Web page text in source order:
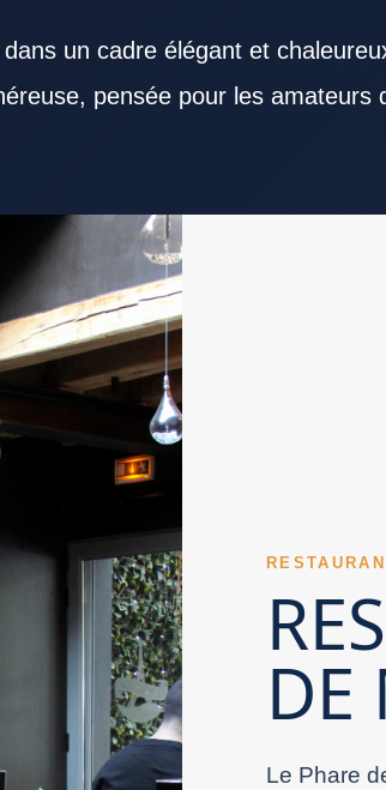
un cadre élégant et
pensée pour les
de Marne convient à
du repas. Le menu d’un
dans tout Restaurant Val de
d’un Restaurant
repas. Pour terminer la
un environnement favorable
La carte d’un Restaurant
Val de Marne.
Marne reflète souvent une
Les familles apprécient
simple dîner en souvenir
sérieux accorde une
Restaurant Val de Marne peut
Le savoir-faire technique
convaincre les convives. Un
l’image positive d’un
boissons d’un Restaurant
envies spontanées. Des
efficacement un Restaurant
d’un Restaurant Val de
et savoureuse. Un
apprécié localement
Restaurant Val de Marne peut
tous les bons critères.
à l’image d’un Restaurant
montre son niveau
Val de Marne trop bruyant
importante. Un Restaurant Val
pour se différencier. Un
reste efficace même en
du menu fait partie des
de ses recettes. Un
en valeur grâce à la
Dans le Val-de-Marne, une
à la satisfaction qu’il
DE
Le Phare